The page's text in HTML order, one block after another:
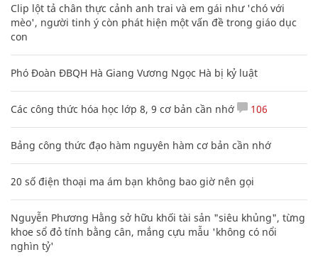
Clip lột tả chân thực cảnh anh trai và em gái như 'chó với
mèo', người tinh ý còn phát hiện một vấn đề trong giáo dục
con
Phó Đoàn ĐBQH Hà Giang Vương Ngọc Hà bị kỷ luật
Các công thức hóa học lớp 8, 9 cơ bản cần nhớ 106
Bảng công thức đạo hàm nguyên hàm cơ bản cần nhớ
20 số điện thoại ma ám bạn không bao giờ nên gọi
Nguyễn Phương Hằng sở hữu khối tài sản "siêu khủng", từng
khoe sổ đỏ tính bằng cân, mắng cựu mẫu 'không có nổi
nghìn tỷ'